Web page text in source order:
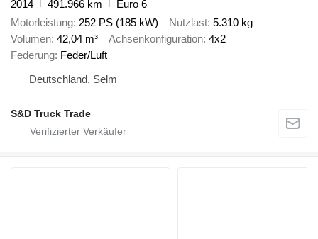
2014 491.966 km
Euro 6
Motorleistung 252 PS (185 kW) Nutzlast 5.310 kg
Volumen 42,04 m³ Achsenkonfiguration 4x2
Federung Feder/Luft
Deutschland, Selm
S&D Truck Trade